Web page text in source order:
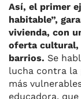
Así, el primer
habitable”,
vivienda, con
oferta cultural,
barrios. Se
lucha contra la
más
educadora,